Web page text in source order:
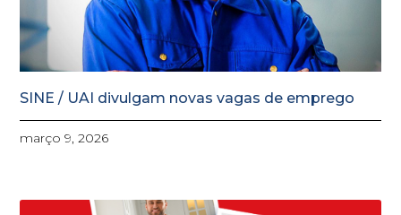
SINE / UAI divulgam novas vagas de emprego
março 9, 2026